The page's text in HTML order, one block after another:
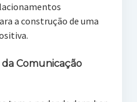
a construção de uma
Comunicação